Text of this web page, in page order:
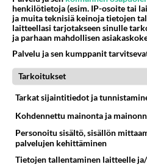
kommenttia Arttu
Rosanna Kulju kisasi Suuri
henkilötietoja (esim. IP-osoite tai
ja muita teknisiä keinoja tietojen
laitteellasi tarjotakseen sinulle
ja parhaan mahdollisen
Palvelu ja sen kumppanit
Tarkoitukset
Tarkat sijaintitiedot ja
Kohdennettu mainonta ja
Personoitu sisältö, sisällön
palvelujen kehittäminen
Tietojen tallentaminen laitteelle